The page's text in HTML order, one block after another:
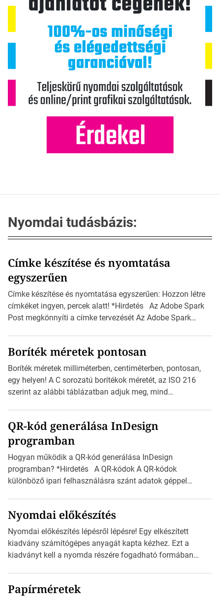
Nyomdai tudásbázis:
Címke készítése és nyomtatása
egyszerűen
Címke készítése és nyomtatása egyszerűen: Hozzon létre
címkéket ingyen, percek alatt! *Hirdetés Az Adobe Spark
Post megkönnyíti a címke tervezését Az Adobe Spark
igazán foroghatnak a kreatív fogaskerekek, miközben
zajlik a saját címke készítése. Hogyan készítsünk címkét?
Válasszon méretet és alakot: Válassza ki a kívánt címke
méretét. Akár néhány […]
Boríték méretek pontosan
Boríték méretek milliméterben, centiméterben, pontosan,
egy helyen! A C sorozatú borítékok méretét, az ISO 216
szerint az alábbi táblázatban adjuk meg, mind
mutatja az A4-es papírlaphoz viszonyítva. Az amerikai és
észak-amerikai boríték méretére az ISO 216 nem
vonatkozik. Boríték méretének táblázata C0-tól […]
QR-kód generálása InDesign
programban
Hogyan működik a QR-kód generálása InDesign
programban? *Hirdetés A QR-kódok A QR-kódok
különböző ipari felhasználásra szánt adatok géppel
okostelefonjára telepíthet egy QR-kód-leolvasó
alkalmazást, ami leolvasni és dekódolni képes az URL-
információt és átirányítja a telefon böngészőjét a cég
weblapjára. A QR-kód beolvasása után a felhasználó
Nyomdai előkészítés
Nyomdai előkészítés lépésről lépésre! Egy elkészített
kiadvány számítógépes anyagát kapta kézhez. Ezt a
kiadványt kell a nyomda részére fogadható formában
Illustratorban készült vektorgrafika. *Hirdetés Minden
Papírméretek